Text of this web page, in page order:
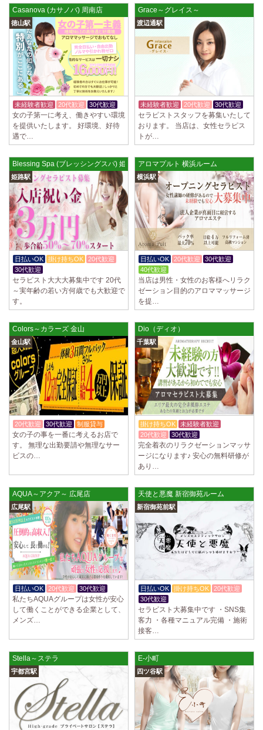
2025/04/05
[日本橋駅]
Aroma de Banana (あろばな)
オープンにつきセラピスト大募集！！ 求人探しに苦労されている貴方様
に朗報です！ 当店では講習制度を徹底しています。 セクハラ…
2025/04/04
[吉祥寺駅]
LoveCHU (ラブチュ) 吉祥寺ルーム
やる気のあるセラピスト大募集！ 「本気で稼ぎたい！」「もっと人気セ
ラピストになりたい！」 そんなあなたを全力でサポートします…
2025/04/04
やる気のあるセラピスト大募集！ 「本気で稼ぎたい！」「もっと人気セ
ラピストになりたい！」 そんなあなたを全力でサポートします…
2025/04/02[千歳烏山駅]
LoveCHU (ラブチュ) 千歳烏山ルーム
やる気のあるセラピスト大募集！ 「本気で稼ぎたい！」「もっと人気セ
ラピストになりたい！」 そんなあなたを全力でサポートします…
2025/03/31[八王子駅]
Diamond～ダイヤモンド～
只今NEW OPENにつきセラピストが不足しています！ 今後も新規出店が
続くため、一緒に働いてくれるセラピストを大募集します！ 女性…
2025/03/29[自由が丘駅]
LIVSPA (リブスパ) 自由が丘ルーム
当店の募集は嘘偽り等なく、記載通りにしっかりお給料をお支払いさせ
ていただきます。 とても働きやすいお店作りを心がけております…
2025/03/29[川崎駅]
LIVSPA (リブスパ) 川崎ルーム
当店の募集は嘘偽り等なく、記載通りにしっかりお給料をお支払いさせ
ていただきます。 とても働きやすいお店作りを心がけております…
2025/03/29[蒲田駅]
LIVSPA (リブスパ) 蒲田ルーム
当店の募集は嘘偽り等なく、記載通りにしっかりお給料をお支払いさせ
ていただきます。 とても働きやすいお店作りを心がけております…
大人の隠れ家 恵比寿ルーム
初めまして、大人の隠れ家の女店長です。 当店では業界の闇である講習
時のセクハラを撲滅するために女店長または在籍セラピストが講…
2025/03/28[渋谷駅]
大人の隠れ家 渋谷ルーム
初めまして、大人の隠れ家の女店長です。 当店では業界の闇である講習
時のセクハラを撲滅するために女店長または在籍セラピストが講…
2025/03/28[亀有駅]
aroma Angel
セラピストさんを大募集しております 完全歩合で50%〜60%以上！！ 掛
け持ちOK、完全個室待機など嬉しい高待遇が盛りだくさんです♪ …
2025/03/28 [東海学園前駅]
デビルキャット
24時間営業！自由シフトで好きな時間に働ける 未経験者歓迎♪個室待機
でゆっくり自分の好きな事ができます♪ 可愛い制服もご用意して…
Casanova (カサノバ) 周南店
徳山駅
未経験者歓迎 20代歓迎 30代歓迎
女の子第一に考え、働きやすい環境
を提供いたします。 好環境、好待
遇で…
Grace～グレイス～
渡辺通駅
未経験者歓迎 20代歓迎 30代歓迎
セラピストスタッフを募集いたして
おります。 当店は、女性セラピス
トが…
Blessing Spa (ブレッシングスパ) 姫路ルーム
姫路駅
日払いOK 掛け持ちOK
20代歓迎
30代歓迎
セラピスト大大大募集中です 20代
～実年齢の若い方何歳でも大歓迎で
す。
アロマプルト 横浜ルーム
横浜駅
日払いOK 20代歓迎
30代歓迎
40代歓迎
当店は男性・女性のお客様へリラク
ゼーション目的のアロママッサージ
を提…
Colors～カラーズ 金山
金山駅
20代歓迎 30代歓迎 制服貸与
女の子の事を一番に考えるお店で
す。 無理な出勤要請や無理なサー
ビスの…
Dio（ディオ）
千葉駅
掛け持ちOK
未経験者歓迎
20代歓迎
30代歓迎
完全着衣のリラクゼーションマッサ
ージになります♪ 安心の無料研修が
あり…
AQUA～アクア～ 広尾店
広尾駅
日払いOK 20代歓迎 30代歓迎
私たちAQUAグループは女性が安心
して働くことができる企業として、
メンズ…
天使と悪魔 新宿御苑ルーム
新宿御苑前駅
日払いOK 掛け持ちOK
20代歓迎
30代歓迎
セラピスト大募集中です ・SNS集
客力 ・各種マニュアル完備 ・施術
接客…
Stella～ステラ
宇都宮駅
E-小町
四ツ谷駅